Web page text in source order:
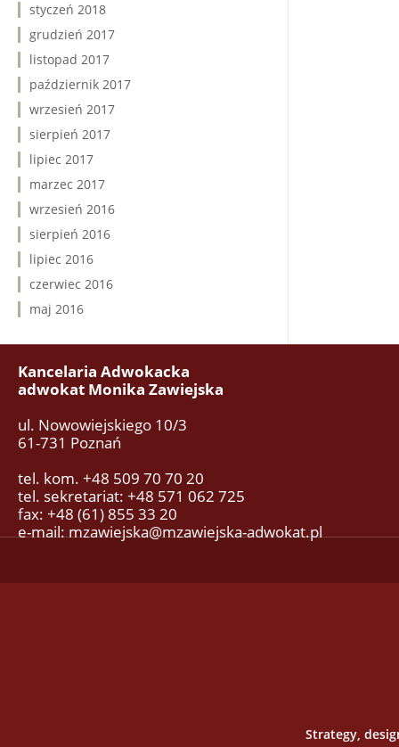
styczeń 2018
grudzień 2017
listopad 2017
październik 2017
wrzesień 2017
sierpień 2017
lipiec 2017
marzec 2017
wrzesień 2016
sierpień 2016
lipiec 2016
czerwiec 2016
maj 2016
Kancelaria Adwokacka
adwokat Monika Zawiejska
ul. Nowowiejskiego 10/3
61-731 Poznań
tel. kom. +48 509 70 70 20
tel. sekretariat: +48 571 062 725
fax: +48 (61) 855 33 20
e-mail: mzawiejska@mzawiejska-adwokat.pl
Strategy,